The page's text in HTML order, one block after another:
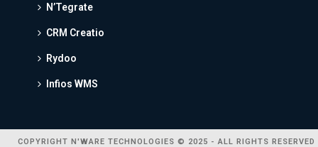
N’Tegrate
CRM Creatio
Rydoo
Infios WMS
COPYRIGHT N'WARE TECHNOLOGIES © 2025 - ALL RIGHTS RESERVED